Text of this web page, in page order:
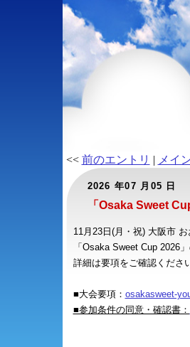
<< 前のエントリ | メイ
2026 年07 月05 日
「Osaka Sweet
11月23日(月・祝) 大阪市
「Osaka Sweet Cup 2026
詳細は要項をご確認くださ
■大会要項： osakasweet-
■参加条件の同意・確認書：